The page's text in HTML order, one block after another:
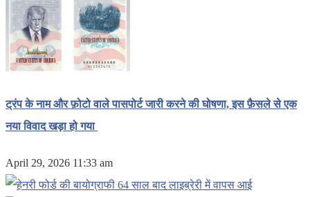
ट्रंप के नाम और फ़ोटो वाले पासपोर्ट जारी करने की घोषणा, इस फ़ैसले से एक
नया विवाद खड़ा हो गया
April 29, 2026 11:33 am